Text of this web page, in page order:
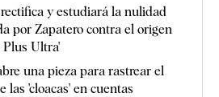
y estudiará la nulidad
por Zapatero contra el origen
Plus Ultra'
una pieza para rastrear el
las 'cloacas' en cuentas